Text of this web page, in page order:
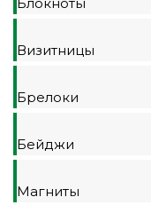
Визитницы
Брелоки
Бейджи
Магниты